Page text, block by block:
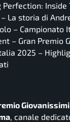
Perfection: Inside
La storia di
– Campionato
– Gran Premio
2025 –
, canale